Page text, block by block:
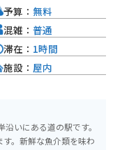
いにある道の駅です。
。新鮮な魚介類を味わ
予算： 無料
混雑： 普通
滞在： 1時間
施設： 屋内